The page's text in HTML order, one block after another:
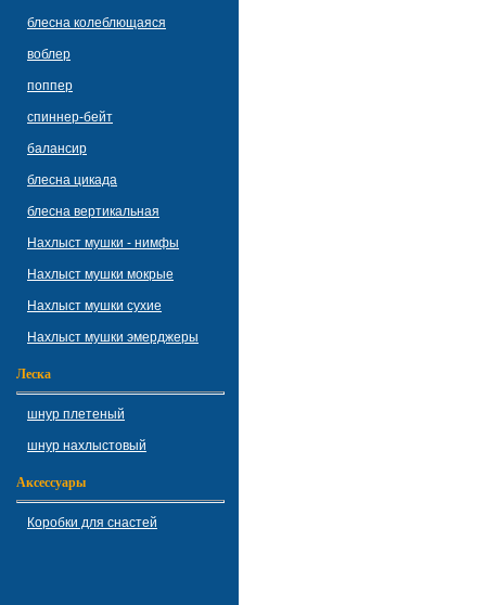
блесна колеблющаяся
воблер
поппер
спиннер-бейт
балансир
блесна цикада
блесна вертикальная
Нахлыст мушки - нимфы
Нахлыст мушки мокрые
Нахлыст мушки сухие
Нахлыст мушки эмерджеры
Леска
шнур плетеный
шнур нахлыстовый
Аксессуары
Коробки для снастей